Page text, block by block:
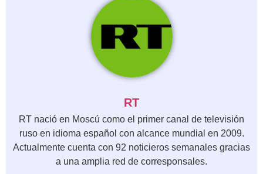
RT
RT nació en Moscú como el primer canal de televisión
ruso en idioma español con alcance mundial en 2009.
Actualmente cuenta con 92 noticieros semanales gracias
a una amplia red de corresponsales.